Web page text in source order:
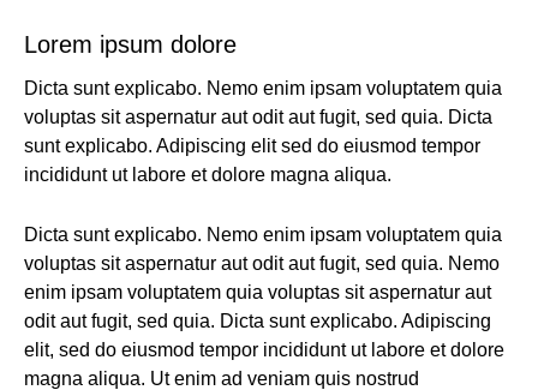
Lorem ipsum dolore
Dicta sunt explicabo. Nemo enim ipsam voluptatem quia
voluptas sit aspernatur aut odit aut fugit, sed quia. Dicta
sunt explicabo. Adipiscing elit sed do eiusmod tempor
incididunt ut labore et dolore magna aliqua.
Dicta sunt explicabo. Nemo enim ipsam voluptatem quia
voluptas sit aspernatur aut odit aut fugit, sed quia. Nemo
enim ipsam voluptatem quia voluptas sit aspernatur aut
odit aut fugit, sed quia. Dicta sunt explicabo. Adipiscing
elit, sed do eiusmod tempor incididunt ut labore et dolore
magna aliqua. Ut enim ad veniam quis nostrud